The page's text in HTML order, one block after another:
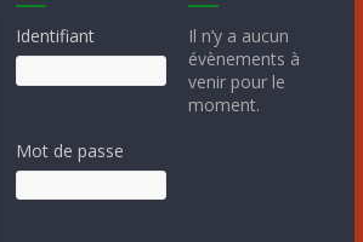
Identifiant
Mot de passe
Il n’y a aucun
évènements à
venir pour le
moment.